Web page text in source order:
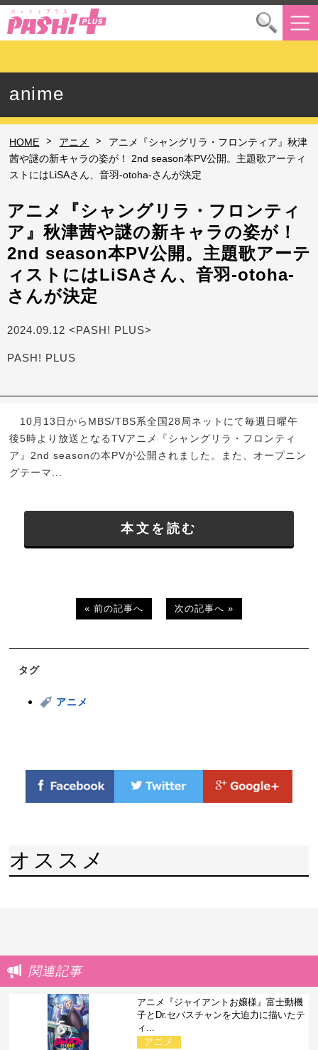
anime
HOME > アニメ >
アニメ『シャングリラ・フロンティア』秋津
茜や謎の新キャラの姿が！ 2nd season本PV公開。主題歌アーティ
ストにはLiSAさん、音羽-otoha-さんが決定
アニメ『シャングリラ・フロンティ
ア』秋津茜や謎の新キャラの姿が！
2nd season本PV公開。主題歌アーテ
ィストにはLiSAさん、音羽-otoha-
さんが決定
2024.09.12 <PASH! PLUS>
PASH! PLUS
10月13日からMBS/TBS系全国28局ネットにて毎週日曜午
後5時より放送となるTVアニメ『シャングリラ・フロンティ
ア』2nd seasonの本PVが公開されました。また、オープニン
グテーマ...
本文を読む
« 前の記事へ 次の記事へ »
タグ
アニメ
オススメ
関連記事
アニメ『ジャイアントお嬢様』富士動機
子とDr.セバスチャンを大迫力に描いたテ
ィ...
アニメ